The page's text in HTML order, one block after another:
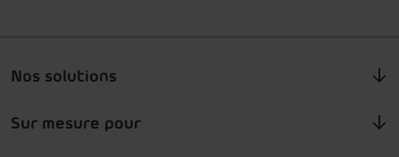
Nos solutions
Sur mesure pour